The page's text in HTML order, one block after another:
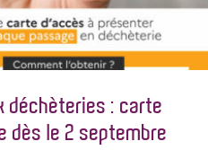
déchèteries : carte
dès le 2 septembre